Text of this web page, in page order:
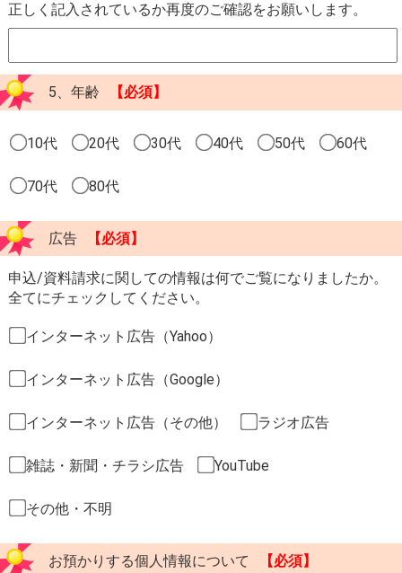
正しく記入されているか再度のご確認をお願いします。
5、年齢 【必須】
10代 20代 30代 40代 50代 60代
70代 80代
広告 【必須】
申込/資料請求に関しての情報は何でご覧になりましたか。
全てにチェックしてください。
インターネット広告（Yahoo）
インターネット広告（Google）
インターネット広告（その他） ラジオ広告
雑誌・新聞・チラシ広告 YouTube
その他・不明
お預かりする個人情報について 【必須】